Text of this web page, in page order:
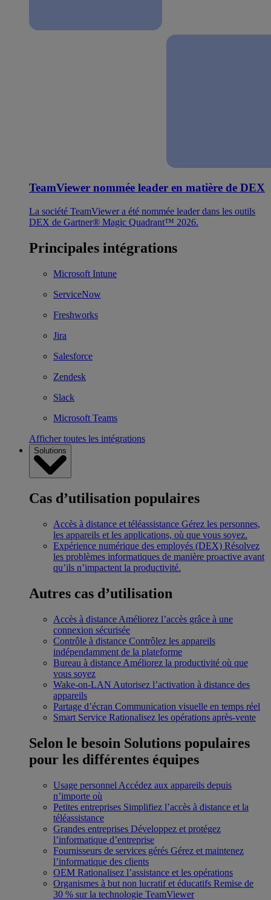
TeamViewer nommée leader en matière de DEX
La société TeamViewer a été nommée leader dans les outils
DEX de Gartner® Magic Quadrant™ 2026.
Principales intégrations
Microsoft Intune
ServiceNow
Freshworks
Jira
Salesforce
Zendesk
Slack
Microsoft Teams
Afficher toutes les intégrations
Solutions
Cas d’utilisation populaires
Accès à distance et téléassistance Gérez les personnes,
les appareils et les applications, où que vous soyez.
Expérience numérique des employés (DEX) Résolvez
les problèmes informatiques de manière proactive avant
qu’ils n’impactent la productivité.
Autres cas d’utilisation
Accès à distance Améliorez l’accès grâce à une
connexion sécurisée
Contrôle à distance Contrôlez les appareils
indépendamment de la plateforme
Bureau à distance Améliorez la productivité où que
vous soyez
Wake-on-LAN Autorisez l’activation à distance des
appareils
Partage d’écran Communication visuelle en temps réel
Smart Service Rationalisez les opérations après-vente
Selon le besoin Solutions populaires
pour les différentes équipes
Usage personnel Accédez aux appareils depuis
n’importe où
Petites entreprises Simplifiez l’accès à distance et la
téléassistance
Grandes entreprises Développez et protégez
l’informatique d’entreprise
Fournisseurs de services gérés Gérez et maintenez
l’informatique des clients
OEM Rationalisez l’assistance et les opérations
Organismes à but non lucratif et éducatifs Remise de
30 % sur la technologie TeamViewer